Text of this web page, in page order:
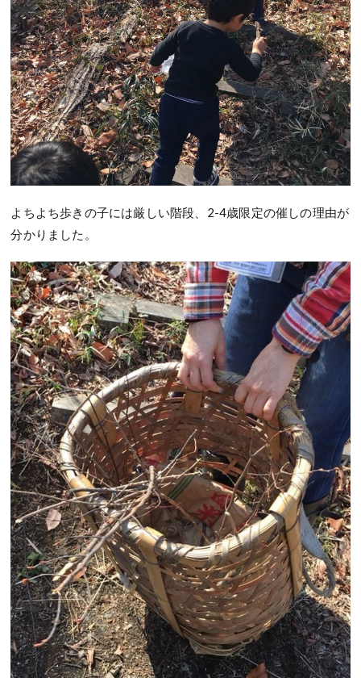
よちよち歩きの子には厳しい階段、2-4歳限定の催しの理由が
分かりました。